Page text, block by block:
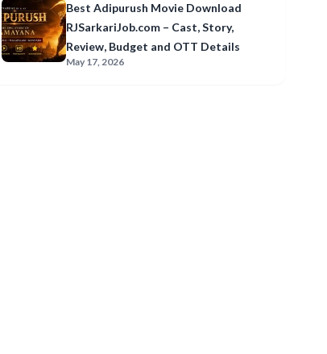
Best Adipurush Movie Download
RJSarkariJob.com – Cast, Story,
Review, Budget and OTT Details
May 17, 2026